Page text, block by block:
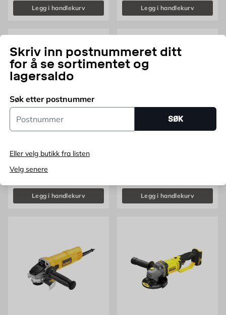
Skriv inn postnummeret ditt
for å se sortimentet og
lagersaldo
Søk etter postnummer
Postnummer
SØK
Eller velg butikk fra listen
Velg senere
Legg i handlekurv Legg i handlekurv
Powerplus
FRA Pris 80 NOK /stk
80NOK
Legg i handlekurv Legg i handlekurv